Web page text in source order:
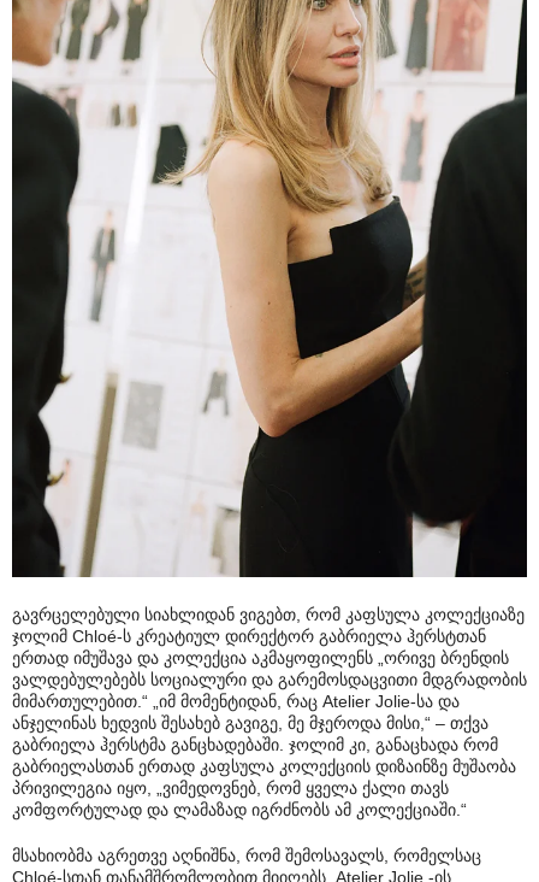
გავრცელებული სიახლიდან ვიგებთ, რომ კაფსულა კოლექციაზე
ჯოლიმ Chloé-ს კრეატიულ დირექტორ გაბრიელა ჰერსტთან
ერთად იმუშავა და კოლექცია აკმაყოფილენს „ორივე ბრენდის
ვალდებულებებს სოციალური და გარემოსდაცვითი მდგრადობის
მიმართულებით.“ „იმ მომენტიდან, რაც Atelier Jolie-სა და
ანჯელინას ხედვის შესახებ გავიგე, მე მჯეროდა მისი,“ – თქვა
გაბრიელა ჰერსტმა განცხადებაში. ჯოლიმ კი, განაცხადა რომ
გაბრიელასთან ერთად კაფსულა კოლექციის დიზაინზე მუშაობა
პრივილეგია იყო, „ვიმედოვნებ, რომ ყველა ქალი თავს
კომფორტულად და ლამაზად იგრძნობს ამ კოლექციაში.“
მსახიობმა აგრეთვე აღნიშნა, რომ შემოსავალს, რომელსაც
Chloé-სთან თანამშრომლობით მიიღებს, Atelier Jolie -ის